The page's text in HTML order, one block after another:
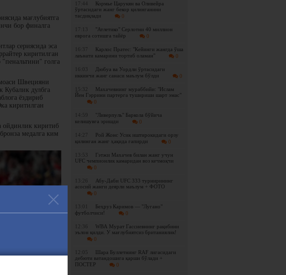
17:44
Кормье Царукян ва Оливейра
ўртасидаги жанг бекор қилинганини
тасдиқлади
0
17:13
"Атлетико" Серлотни 40 миллион
еврога сотишга тайёр
0
16:37
Карлос Пратес: "Кейинги жангда ўша
лаънати камарини тортиб оламан"
0
16:03
Дюбуа ва Уордли ўртасидаги
иккинчи жанг санаси маълум бўлди
0
15:32
Махачевнинг мураббийи: "Ислам
Йен Гэррини партерга тушириши шарт эмас"
0
14:59
"Ливерпуль" Баркола бўйича
келишувга эришди
0
14:27
Рой Жонс Усик иштирокидаги орзу
қилинган жанг ҳақида гапирди
0
13:53
Гэтжи Махачев билан жанг учун
UFC чемпионлик камаридан воз кечмоқчи
0
13:26
Абу-Даби UFC 333 турнирининг
асосий жанги деярли маълум + ФОТО
0
13:01
Беҳруз Каримов — "Лугано"
футболчиси!
0
12:36
WBА Мурат Гассиевнинг рақибини
эълон қилди. У мағлубиятсиз британиялик!
0
12:05
Шара Буллетнинг RAF лигасидаги
дебюти ватандошига қарши бўлади +
ПОСТЕР
0
мағлубиятга
бор финалга
сериясида эса
киритилган
голга
Швецияни
дулбга
ёздириб
киритилган
ойдинлик киритиб
медалга ким